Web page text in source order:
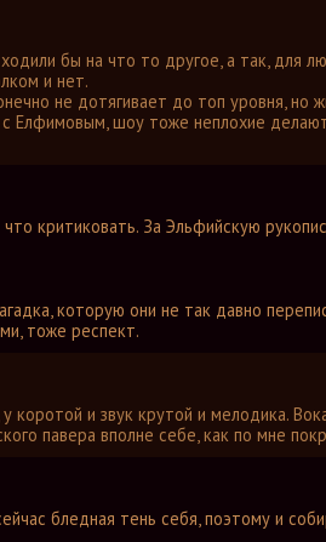
бы на что то другое, а так, для
и нет.
не дотягивает до топ уровня, но
с Елфимовым, шоу тоже неплохие
критиковать. За Эльфийскую
которую они не так давно
тоже респект.
коротой и звук крутой и мелодика.
павера вполне себе, как по мне
бледная тень себя, поэтому и